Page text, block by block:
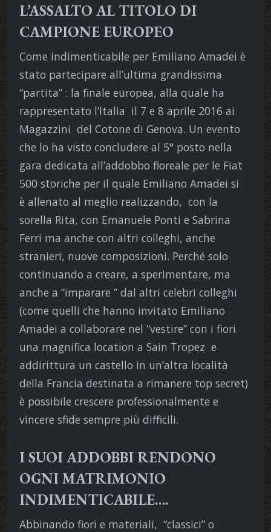
L’ASSALTO AL TITOLO DI
CAMPIONE EUROPEO
Come indimenticabile per Emiliano Amadei è
stato partecipare all’ultima grandissima
“partita” : la finale europea, alla quale ha
rappresentato l’Italia il 7 e 8 aprile 2016 ai
Magazzini del Cotone di Genova. Un evento
che lo ha visto concludere al 5° posto nella
gara dedicata all’addobbo floreale per le Fiat
500 storiche per il quale Emiliano Amadei si
è allenato al meglio realizzando, con la
sorella Rita, con Emanuele Ponti e Sabrina
Ferri ma anche con altri colleghi, anche
stranieri, nuove composizioni. Perché solo
continuando a creare, a sperimentare, ma
anche a “imparare ” dal altri celebri colleghi
(come quelli che hanno invitato Emiliano
Amadei a collaborare nel “vestire” con i fiori
una magnifica location a Sain Tropez e
addirittura un castello in un’altra località
della Francia destinata a rimanere top secret)
è possibile crescere professionalmente e
vincere sfide sempre più difficili.
I SUOI ADDOBBI RENDONO
OGNI MATRIMONIO
INDIMENTICABILE….
Abbinando fiori e materiali, “classici” o